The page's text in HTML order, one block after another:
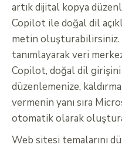
artık dijital kopya
Copilot ile doğal dil
metin
tanımlayarak veri
Copilot, doğal dil
düzenlemenize,
vermenin yanı sıra
otomatik olarak
Web sitesi temalarını